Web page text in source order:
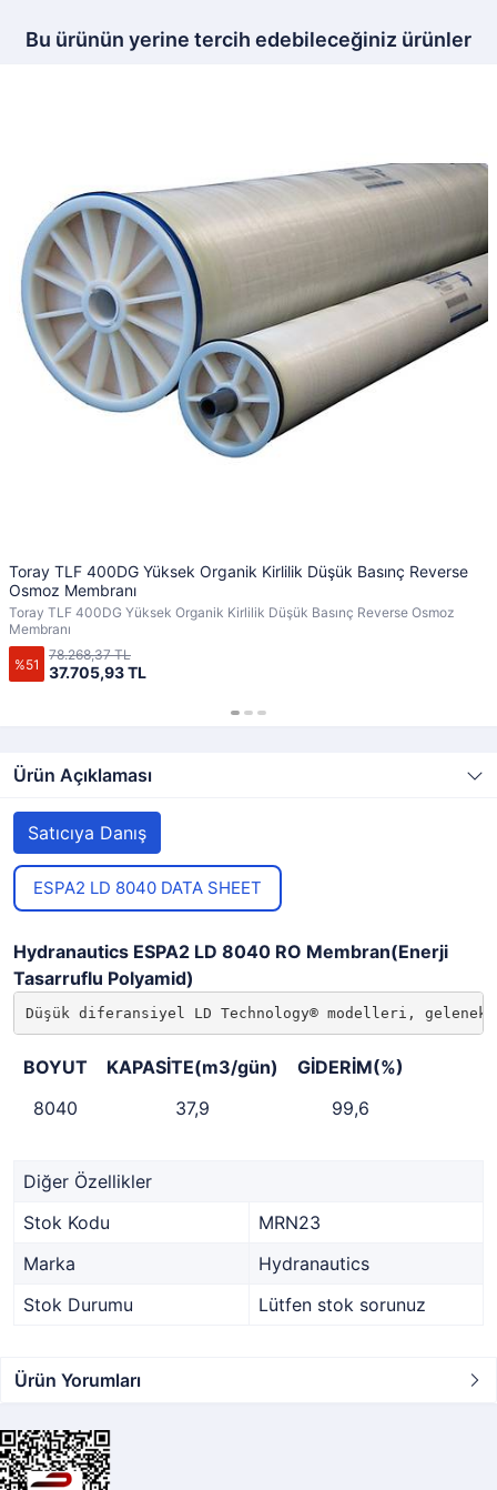
Bu ürünün yerine tercih edebileceğiniz ürünler
Toray TLF 400DG Yüksek Organik Kirlilik Düşük Basınç Reverse
Osmoz Membranı
Toray TLF 400DG Yüksek Organik Kirlilik Düşük Basınç Reverse Osmoz
Membranı
%51 37.705,93 TL
78.268,37 TL
Ürün Açıklaması
Satıcıya Danış
ESPA2 LD 8040 DATA SHEET
Hydranautics ESPA2 LD 8040 RO Membran(Enerji
Tasarruflu Polyamid)
Düşük diferansiyel LD Technology® modelleri,
BOYUT KAPASİTE(m3/gün)
GİDERİM(%)
8040
37,9 99,6
Diğer Özellikler
Stok Kodu
MRN23
Marka
Hydranautics
Stok Durumu
Lütfen stok sorunuz
Ürün Yorumları